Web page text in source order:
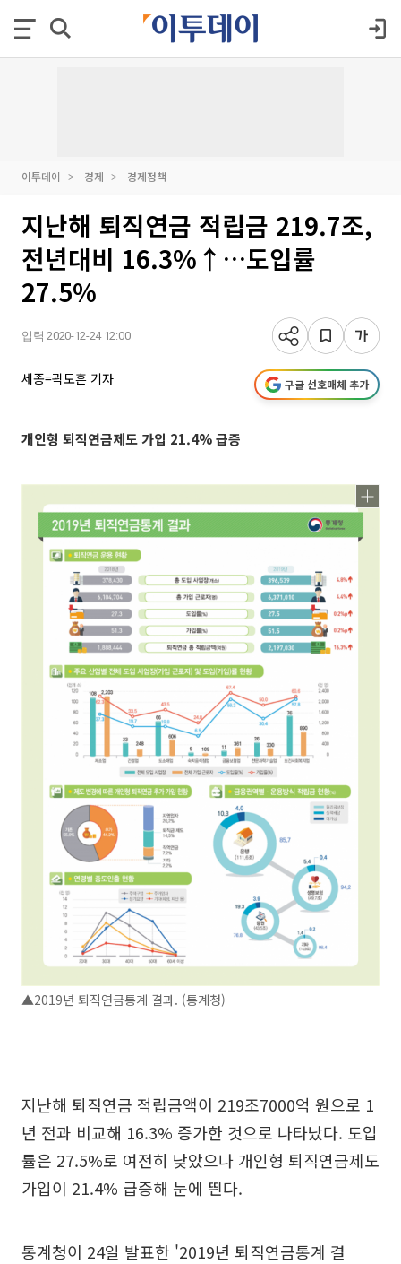
이투데이 경제 경제정책
지난해 퇴직연금 적립금 219.7조,
전년대비 16.3%↑…도입률
27.5%
입력 2020-12-24 12:00
세종=곽도흔 기자 구글 선호매체 추가
개인형 퇴직연금제도 가입 21.4% 급증
▲2019년 퇴직연금통계 결과. (통계청)
지난해 퇴직연금 적립금액이 219조7000억 원으로 1
년 전과 비교해 16.3% 증가한 것으로 나타났다. 도입
률은 27.5%로 여전히 낮았으나 개인형 퇴직연금제도
가입이 21.4% 급증해 눈에 띈다.
통계청이 24일 발표한 '2019년 퇴직연금통계 결